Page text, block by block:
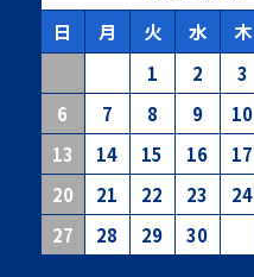
日
月 火 水 木
1 2 3
6
7 8 9 10
13
14 15 16 17
20
21 22 23 24
27
28 29 30